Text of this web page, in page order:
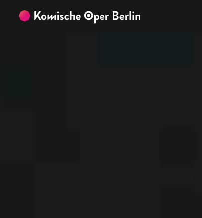
Zum Hauptinhalt springen Zum Footer springen